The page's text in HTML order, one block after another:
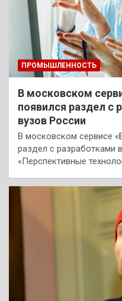
ПРОМЫШЛЕННОСТЬ
В московском
появился раздел с
вузов России
В московском сервисе
раздел с разработками
«Перспективные